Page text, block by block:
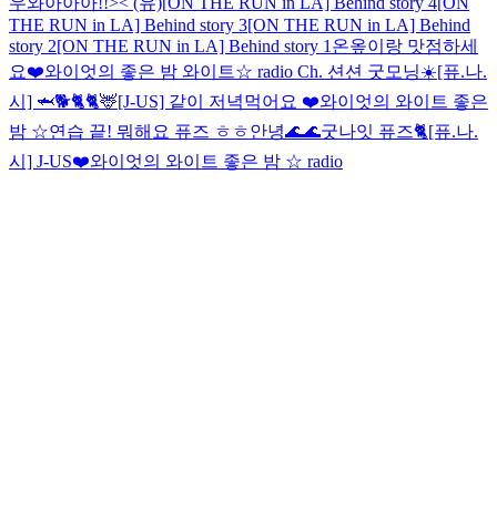
THE RUN in LA] Behind story 3[ON THE RUN in LA] Behind
story 2[ON THE RUN in LA] Behind story 1 온옾이랑 맛점하세
요❤️와이엇의 좋은 밤 와이트☆ radio Ch. 션션 굿모닝☀️[퓨.나.
시] 🦈🐕🐈🐈🦌[J-US] 같이 저녁먹어요 ❤️와이엇의 와이트 좋은
밤 ☆연습 끝! 뭐해요 퓨즈 ㅎㅎ안녕🌊🌊굿나잇 퓨즈🐈[퓨.나.
시] J-US❤️와이엇의 와이트 좋은 밤 ☆ radio